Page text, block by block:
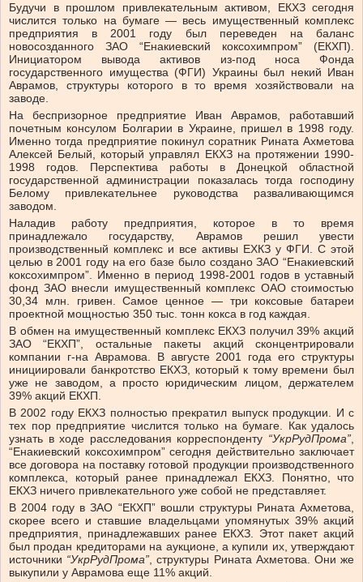
Будучи в прошлом привлекательным активом, ЕКХЗ сегодня
числится только на бумаге — весь имущественный комплекс
предприятия в 2001 году был переведен на баланс
новосозданного ЗАО “Енакиевский коксохимпром” (ЕКХП).
Инициатором вывода активов из-под носа Фонда
государственного имущества (ФГИ) Украины был некий Иван
Аврамов, структуры которого в то время хозяйствовали на
заводе.
На беспризорное предприятие Иван Аврамов, работавший
почетным консулом Болгарии в Украине, пришел в 1998 году.
Именно тогда предприятие покинул соратник Рината Ахметова
Алексей Белый, который управлял ЕКХЗ на протяжении 1990-
1998 годов. Перспектива работы в Донецкой областной
государственной администрации показалась тогда господину
Белому привлекательнее руководства разваливающимся
заводом.
Наладив работу предприятия, которое в то время
принадлежало государству, Аврамов решил увести
производственный комплекс и все активы ЕХКЗ у ФГИ. С этой
целью в 2001 году на его базе было создано ЗАО “Енакиевский
коксохимпром”. Именно в период 1998-2001 годов в уставный
фонд ЗАО внесли имущественный комплекс ОАО стоимостью
30,34 млн. гривен. Самое ценное — три коксовые батареи
проектной мощностью 350 тыс. тонн кокса в год каждая.
В обмен на имущественный комплекс ЕКХЗ получил 39% акций
ЗАО “ЕКХП”, остальные пакеты акций сконцентрировали
компании г-на Аврамова. В августе2001 годаего структуры
инициировали банкротство ЕКХЗ, который к тому времени был
уже не заводом, а просто юридическим лицом, держателем
39% акций ЕКХП.
В 2002 году ЕКХЗ полностью прекратил выпуск продукции. И с
тех пор предприятие числится только на бумаге. Как удалось
узнать в ходе расследования корреспонденту “УкрРудПрома”,
“Енакиевский коксохимпром” сегодня действительно заключает
все договора на поставку готовой продукции производственного
комплекса, который ранее принадлежал ЕКХЗ. Понятно, что
ЕКХЗ ничего привлекательного уже собой не представляет.
В 2004 году в ЗАО “ЕКХП” вошли структуры Рината Ахметова,
скорее всего и ставшие владельцами упомянутых 39% акций
предприятия, принадлежавших ранее ЕКХЗ. Этот пакет акций
был продан кредиторами на аукционе, а купили их, утверждают
источники “УкрРудПрома”, структуры Рината Ахметова. Они же
выкупили у Аврамова еще 11% акций.